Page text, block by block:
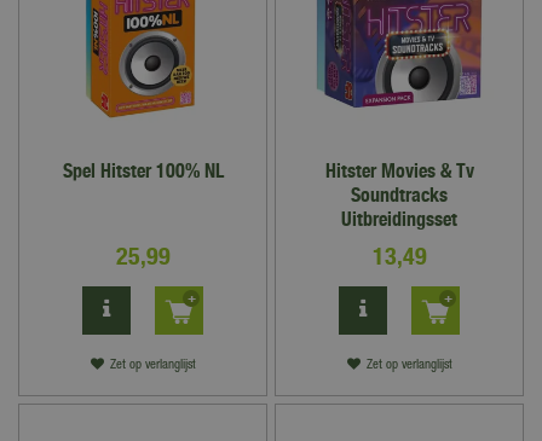
Spel Hitster 100% NL
25,99
Zet op verlanglijst
Hitster Movies & Tv
Soundtracks
Uitbreidingsset
13,49
Zet op verlanglijst